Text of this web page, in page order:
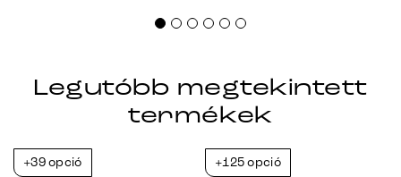
Legutóbb megtekintett
termékek
+39 opció +125 opció